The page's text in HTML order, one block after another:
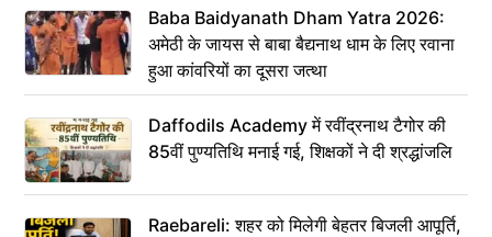
Baba Baidyanath Dham Yatra 2026:
अमेठी के जायस से बाबा बैद्यनाथ धाम के लिए रवाना
हुआ कांवरियों का दूसरा जत्था
Daffodils Academy में रवींद्रनाथ टैगोर की
85वीं पुण्यतिथि मनाई गई, शिक्षकों ने दी श्रद्धांजलि
Raebareli: शहर को मिलेगी बेहतर बिजली आपूर्ति,